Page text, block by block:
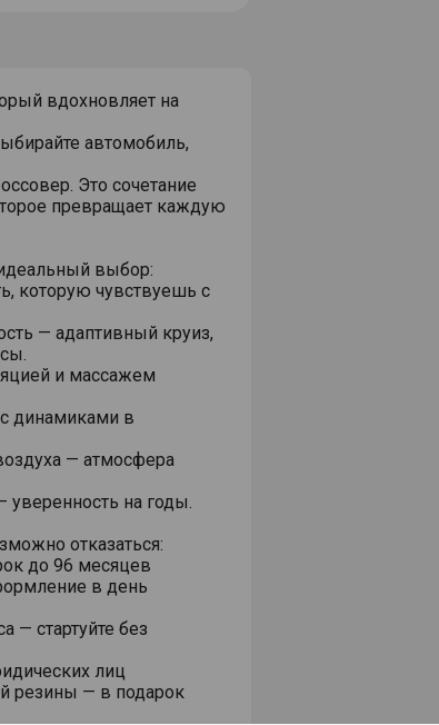
вдохновляет на
автомобиль,
Это сочетание
превращает каждую
выбор:
которую чувствуешь с
— адаптивный круиз,
и массажем
с динамиками в
— атмосфера
уверенность на годы.
отказаться:
до 96 месяцев
в день
— стартуйте без
лиц
резины — в подарок